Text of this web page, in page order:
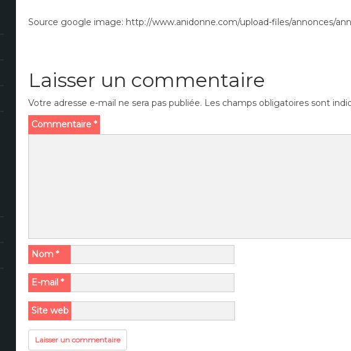
Source google image: http://www.anidonne.com/upload-files/annonces/
Laisser un commentaire
Votre adresse e-mail ne sera pas publiée. Les champs obligatoires sont
Commentaire *
Nom *
E-mail *
Site web